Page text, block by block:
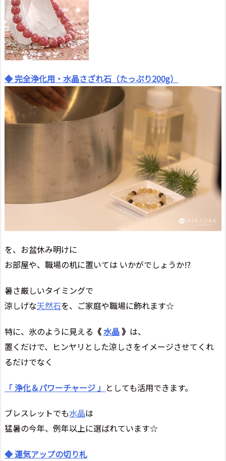
◆ 完全浄化用・水晶さざれ石（たっぷり200g）
を、お盆休み明けに
お部屋や、職場の机に置いては いかがでしょうか!?
暑さ厳しいタイミングで
涼しげな天然石を、ご家庭や職場に飾れます☆
特に、氷のように見える 《水晶》 は、
置くだけで、ヒンヤリとした涼しさをイメージさせてくれ
るだけでなく
「 浄化＆パワーチャージ 」 としても活用できます。
ブレスレットでも水晶は
猛暑の今年、例年以上に選ばれています☆
◆ 運気アップの切り札